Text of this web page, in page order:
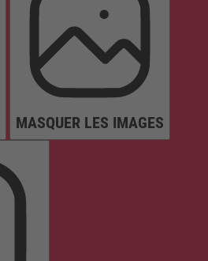
MASQUER LES IMAGES